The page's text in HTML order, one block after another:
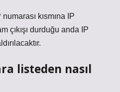
kısmına IP
çıkışı durduğu anda IP
listeden nasıl